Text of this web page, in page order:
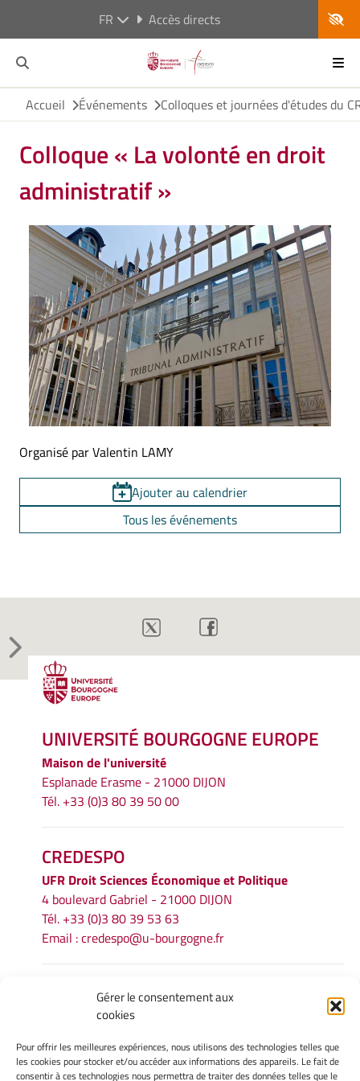
Gérer le consentement aux
cookies
Pour offrir les meilleures expériences, nous utilisons des technologies telles que
les cookies pour stocker et/ou accéder aux informations des appareils. Le fait de
consentir à ces technologies nous permettra de traiter des données telles que le
FR Accès directs
Accueil Événements Colloques et journées d'études du
Colloque « La volonté en droit
administratif »
Organisé par Valentin LAMY
Ajouter au calendrier
Tous les événements
UNIVERSITÉ BOURGOGNE EUROPE
Maison de l'université
Esplanade Erasme - 21000 DIJON
Tél. +33 (0)3 80 39 50 00
CREDESPO
UFR Droit Sciences Économique et Politique
4 boulevard Gabriel - 21000 DIJON
Tél. +33 (0)3 80 39 53 63
Email :credespo@u-bourgogne.fr
INFORMATIONS LÉGALES
Mentions légales
Politique de cookies
Déclaration de confidentialité